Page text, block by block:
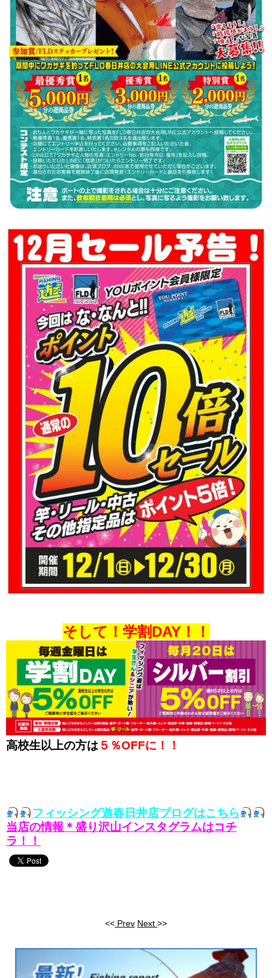
そして！学割DAY！！
高校生以上の方は５％OFFに！！
フィッシング遊春日井店ブログはこちら
当店の情報＊盛り沢山インスタグラムはコチ
ラ！！
<< Prev Next >>